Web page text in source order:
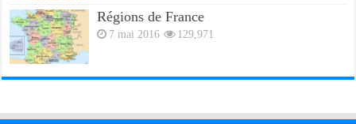
Régions de France
7 mai 2016 129,971